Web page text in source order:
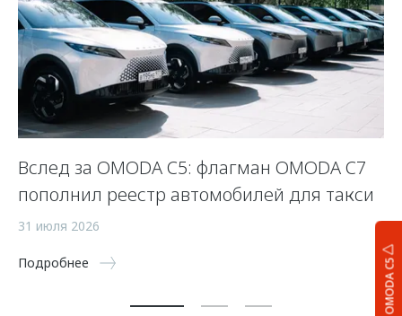
OMODA C5
Вслед за OMODA C5: флагман OMODA C7
пополнил реестр автомобилей для такси
31 июля 2026
Подробнее
5